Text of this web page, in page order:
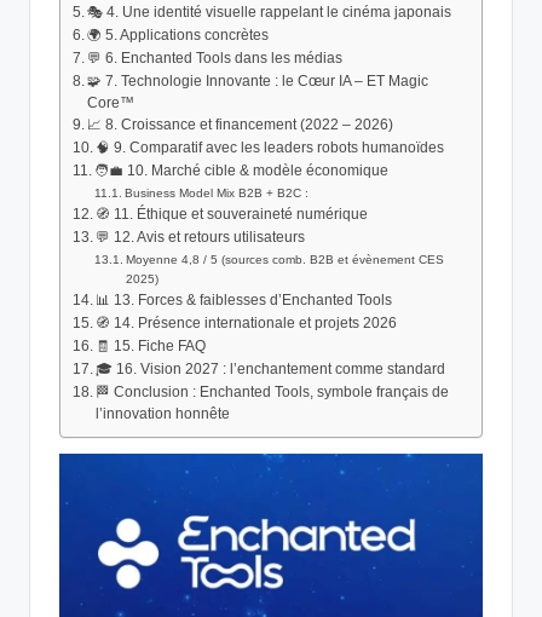
🎭 4. Une identité visuelle rappelant le cinéma japonais
🌍 5. Applications concrètes
💬 6. Enchanted Tools dans les médias
🧩 7. Technologie Innovante : le Cœur IA – ET Magic
Core™
📈 8. Croissance et financement (2022 – 2026)
🧠 9. Comparatif avec les leaders robots humanoïdes
🧑‍💼 10. Marché cible & modèle économique
Business Model Mix B2B + B2C :
🧭 11. Éthique et souveraineté numérique
💬 12. Avis et retours utilisateurs
Moyenne 4,8 / 5 (sources comb. B2B et évènement CES
2025)
📊 13. Forces & faiblesses d’Enchanted Tools
🧭 14. Présence internationale et projets 2026
🧾 15. Fiche FAQ
🎓 16. Vision 2027 : l’enchantement comme standard
🏁 Conclusion : Enchanted Tools, symbole français de
l’innovation honnête